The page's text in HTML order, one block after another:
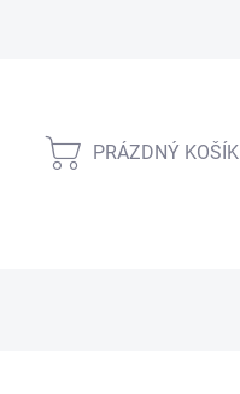
NÁKUPNÍ
PRÁZDNÝ KOŠÍK